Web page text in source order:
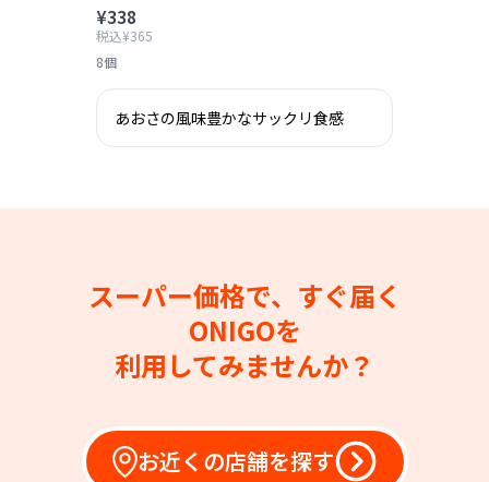
¥338
税込¥365
8個
あおさの風味豊かなサックリ食感
スーパー価格で、すぐ届く
ONIGOを
利用してみませんか？
お近くの店舗を探す